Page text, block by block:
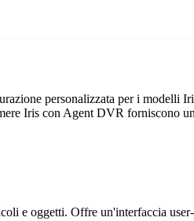
personalizzata per i modelli
Iris con Agent DVR forniscono
e oggetti. Offre un'interfaccia